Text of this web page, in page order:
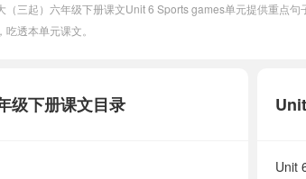
（三起）六年级下册课文Unit 6 Sports games单元提供重点
透本单元课文。
Unit
级下册课文目录